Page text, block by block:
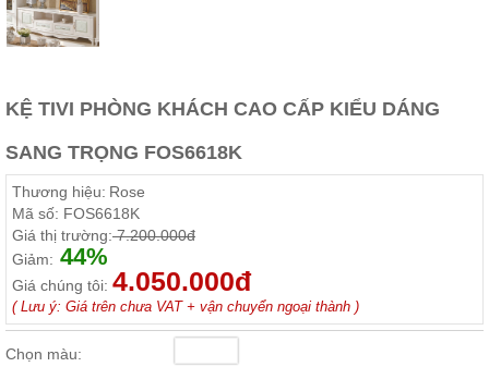
trà...
Nội
Phòng
Ngủ
ngủ, tủ
áo, bàn
trang
điểm
Nội
Phòng
Ăn
ăn,
KỆ TIVI PHÒNG KHÁCH CAO CẤP KIỂU DÁNG
SANG TRỌNG FOS6618K
Thương hiệu: Rose
Mã số: FOS6618K
Giá thị trường:7.200.000đ
Giảm: 44%
Giá chúng tôi: 4.050.000đ
( Lưu ý: Giá trên chưa VAT + vận chuyển ngoại thành )
Chọn màu: